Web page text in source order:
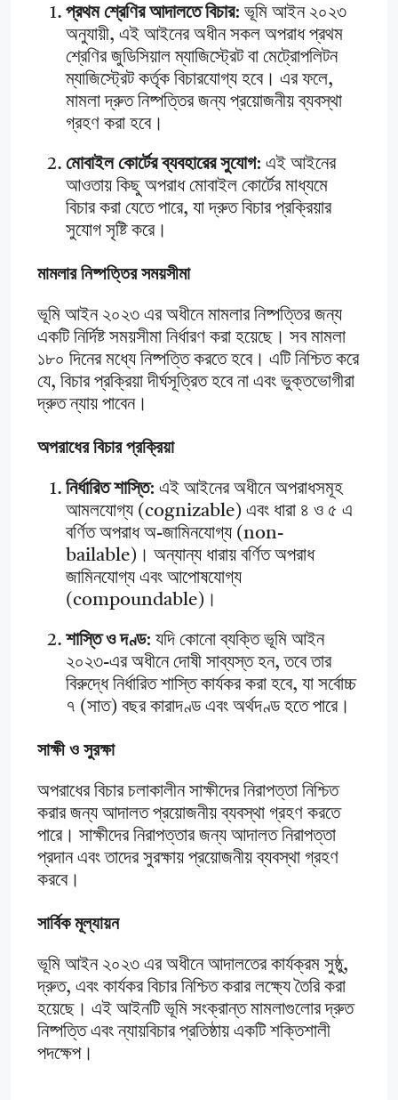
প্রথম শ্রেণির আদালতে বিচার: ভূমি আইন ২০২৩
অনুযায়ী, এই আইনের অধীন সকল অপরাধ প্রথম
শ্রেণির জুডিসিয়াল ম্যাজিস্ট্রেট বা মেট্রোপলিটন
ম্যাজিস্ট্রেট কর্তৃক বিচারযোগ্য হবে। এর ফলে,
মামলা দ্রুত নিষ্পত্তির জন্য প্রয়োজনীয় ব্যবস্থা
গ্রহণ করা হবে।
মোবাইল কোর্টের ব্যবহারের সুযোগ: এই আইনের
আওতায় কিছু অপরাধ মোবাইল কোর্টের মাধ্যমে
বিচার করা যেতে পারে, যা দ্রুত বিচার প্রক্রিয়ার
সুযোগ সৃষ্টি করে।
মামলার নিষ্পত্তির সময়সীমা
ভূমি আইন ২০২৩ এর অধীনে মামলার নিষ্পত্তির জন্য
একটি নির্দিষ্ট সময়সীমা নির্ধারণ করা হয়েছে। সব মামলা
১৮০ দিনের মধ্যে নিষ্পত্তি করতে হবে। এটি নিশ্চিত করে
যে, বিচার প্রক্রিয়া দীর্ঘসূত্রিত হবে না এবং ভুক্তভোগীরা
দ্রুত ন্যায় পাবেন।
অপরাধের বিচার প্রক্রিয়া
নির্ধারিত শাস্তি: এই আইনের অধীনে অপরাধসমূহ
আমলযোগ্য (cognizable) এবং ধারা ৪ ও ৫ এ
বর্ণিত অপরাধ অ-জামিনযোগ্য (non-
bailable)। অন্যান্য ধারায় বর্ণিত অপরাধ
জামিনযোগ্য এবং আপোষযোগ্য
(compoundable)।
শাস্তি ও দণ্ড: যদি কোনো ব্যক্তি ভূমি আইন
২০২৩-এর অধীনে দোষী সাব্যস্ত হন, তবে তার
বিরুদ্ধে নির্ধারিত শাস্তি কার্যকর করা হবে, যা সর্বোচ্চ
৭ (সাত) বছর কারাদণ্ড এবং অর্থদণ্ড হতে পারে।
সাক্ষী ও সুরক্ষা
অপরাধের বিচার চলাকালীন সাক্ষীদের নিরাপত্তা নিশ্চিত
করার জন্য আদালত প্রয়োজনীয় ব্যবস্থা গ্রহণ করতে
পারে। সাক্ষীদের নিরাপত্তার জন্য আদালত নিরাপত্তা
প্রদান এবং তাদের সুরক্ষায় প্রয়োজনীয় ব্যবস্থা গ্রহণ
করবে।
সার্বিক মূল্যায়ন
ভূমি আইন ২০২৩ এর অধীনে আদালতের কার্যক্রম সুষ্ঠু,
দ্রুত, এবং কার্যকর বিচার নিশ্চিত করার লক্ষ্যে তৈরি করা
হয়েছে। এই আইনটি ভূমি সংক্রান্ত মামলাগুলোর দ্রুত
নিষ্পত্তি এবং ন্যায়বিচার প্রতিষ্ঠায় একটি শক্তিশালী
পদক্ষেপ​।